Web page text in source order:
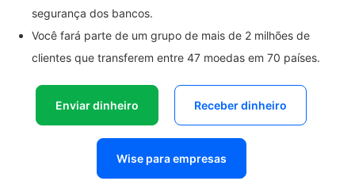
segurança dos bancos.
Você fará parte de um grupo de mais de 2 milhões de
clientes que transferem entre 47 moedas em 70 países.
Enviar dinheiro Receber dinheiro
Wise para empresas